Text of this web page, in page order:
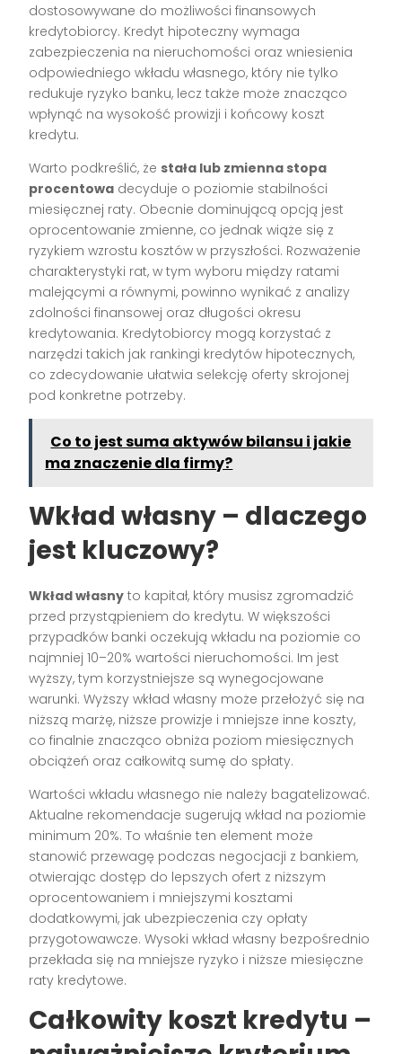
dostosowywane do możliwości finansowych
kredytobiorcy. Kredyt hipoteczny wymaga
zabezpieczenia na nieruchomości oraz wniesienia
odpowiedniego wkładu własnego, który nie tylko
redukuje ryzyko banku, lecz także może znacząco
wpłynąć na wysokość prowizji i końcowy koszt
kredytu.
Warto podkreślić, że stała lub zmienna stopa
procentowa decyduje o poziomie stabilności
miesięcznej raty. Obecnie dominującą opcją jest
oprocentowanie zmienne, co jednak wiąże się z
ryzykiem wzrostu kosztów w przyszłości. Rozważenie
charakterystyki rat, w tym wyboru między ratami
malejącymi a równymi, powinno wynikać z analizy
zdolności finansowej oraz długości okresu
kredytowania. Kredytobiorcy mogą korzystać z
narzędzi takich jak rankingi kredytów hipotecznych,
co zdecydowanie ułatwia selekcję oferty skrojonej
pod konkretne potrzeby.
Co to jest suma aktywów bilansu i jakie
ma znaczenie dla firmy?
Wkład własny – dlaczego
jest kluczowy?
Wkład własny to kapitał, który musisz zgromadzić
przed przystąpieniem do kredytu. W większości
przypadków banki oczekują wkładu na poziomie co
najmniej 10–20% wartości nieruchomości. Im jest
wyższy, tym korzystniejsze są wynegocjowane
warunki. Wyższy wkład własny może przełożyć się na
niższą marżę, niższe prowizje i mniejsze inne koszty,
co finalnie znacząco obniża poziom miesięcznych
obciążeń oraz całkowitą sumę do spłaty.
Wartości wkładu własnego nie należy bagatelizować.
Aktualne rekomendacje sugerują wkład na poziomie
minimum 20%. To właśnie ten element może
stanowić przewagę podczas negocjacji z bankiem,
otwierając dostęp do lepszych ofert z niższym
oprocentowaniem i mniejszymi kosztami
dodatkowymi, jak ubezpieczenia czy opłaty
przygotowawcze. Wysoki wkład własny bezpośrednio
przekłada się na mniejsze ryzyko i niższe miesięczne
raty kredytowe.
Całkowity koszt kredytu –